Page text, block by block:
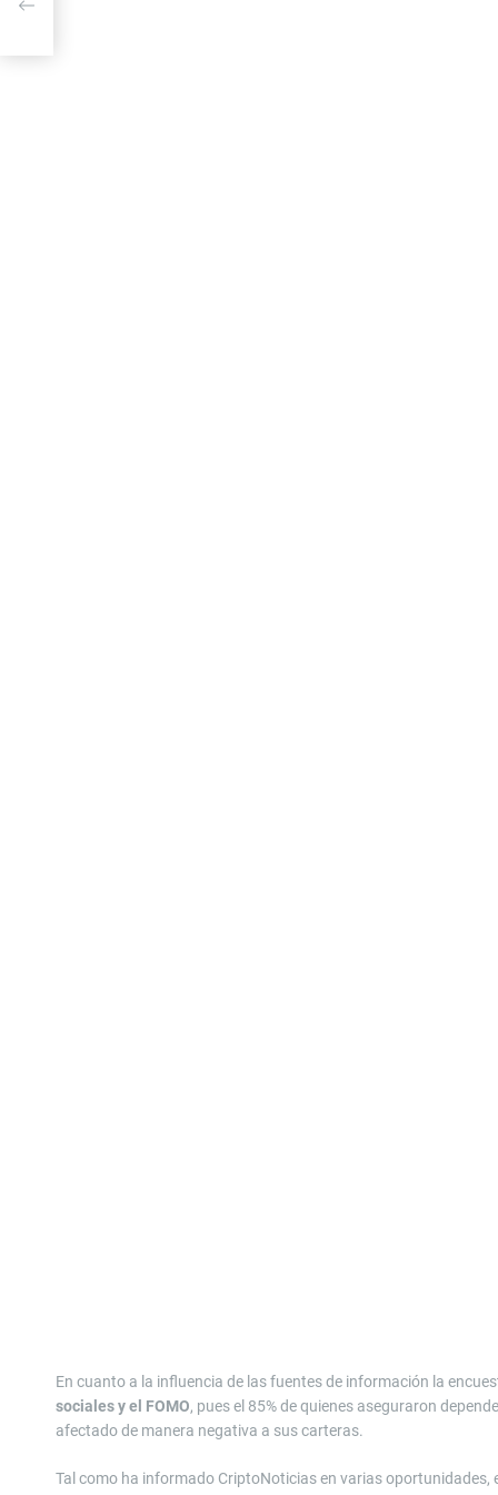
En cuanto a la influencia de las fuentes de información la
sociales y el FOMO, pues el 85% de quienes aseguraron
afectado de manera negativa a sus carteras.
Tal como ha informado CriptoNoticias en varias oportunidades,